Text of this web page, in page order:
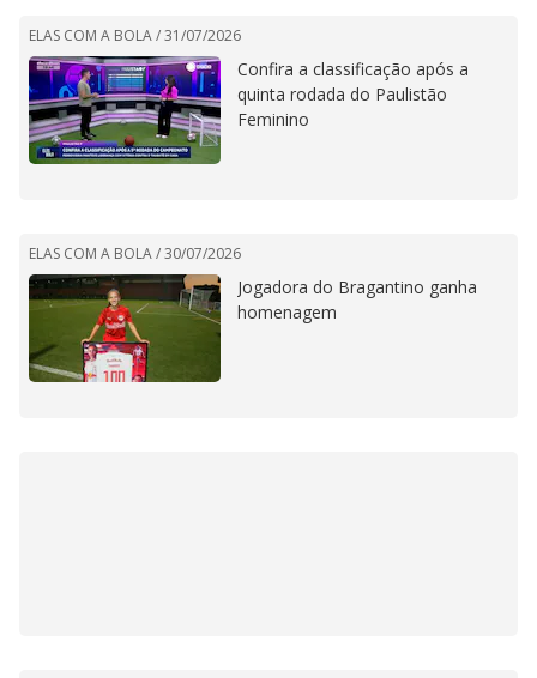
ELAS COM A BOLA /31/07/2026
Confira a classificação após a
quinta rodada do Paulistão
Feminino
ELAS COM A BOLA /30/07/2026
Jogadora do Bragantino ganha
homenagem